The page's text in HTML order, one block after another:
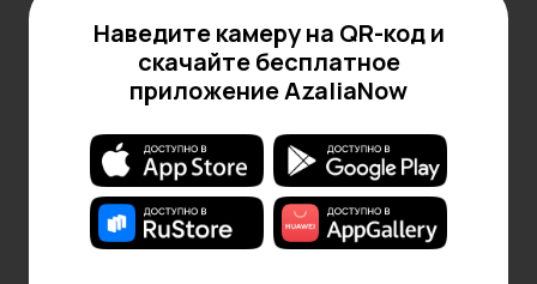
Наведите камеру на QR-код и
скачайте бесплатное
приложение AzaliaNow